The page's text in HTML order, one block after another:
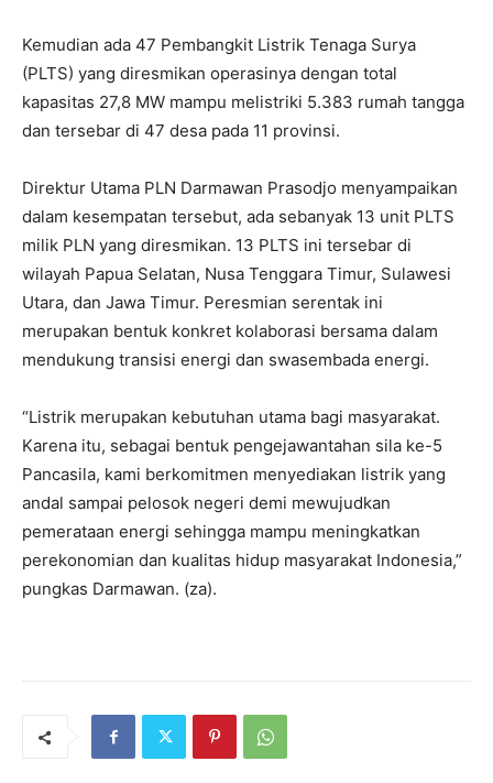
Kemudian ada 47 Pembangkit Listrik Tenaga Surya
(PLTS) yang diresmikan operasinya dengan total
kapasitas 27,8 MW mampu melistriki 5.383 rumah tangga
dan tersebar di 47 desa pada 11 provinsi.
Direktur Utama PLN Darmawan Prasodjo menyampaikan
dalam kesempatan tersebut, ada sebanyak 13 unit PLTS
milik PLN yang diresmikan. 13 PLTS ini tersebar di
wilayah Papua Selatan, Nusa Tenggara Timur, Sulawesi
Utara, dan Jawa Timur. Peresmian serentak ini
merupakan bentuk konkret kolaborasi bersama dalam
mendukung transisi energi dan swasembada energi.
“Listrik merupakan kebutuhan utama bagi masyarakat.
Karena itu, sebagai bentuk pengejawantahan sila ke-5
Pancasila, kami berkomitmen menyediakan listrik yang
andal sampai pelosok negeri demi mewujudkan
pemerataan energi sehingga mampu meningkatkan
perekonomian dan kualitas hidup masyarakat Indonesia,”
pungkas Darmawan. (za).